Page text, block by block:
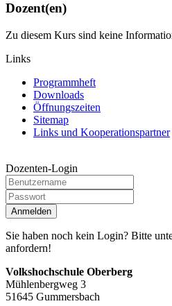
Dozent(en)
Zu diesem Kurs sind keine
Links
Programmheft
Downloads
Öffnungszeiten
Sitemap
Links und Kooperationspartner
Dozenten-Login
Anmelden
Sie haben noch kein Login? Bitte
anfordern!
Volkshochschule Oberberg
Mühlenbergweg 3
51645 Gummersbach